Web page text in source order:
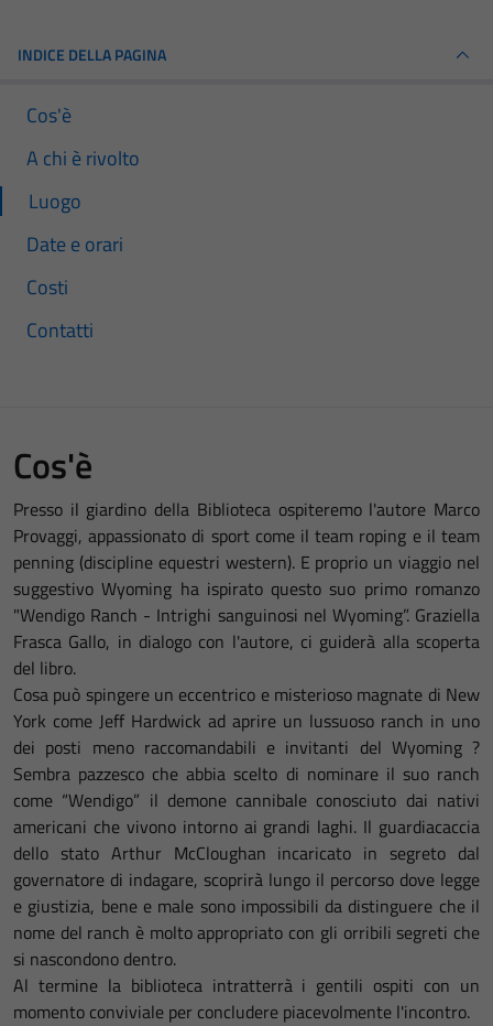
INDICE DELLA PAGINA
Cos'è
A chi è rivolto
Luogo
Date e orari
Costi
Contatti
Cos'è
Presso il giardino della Biblioteca ospiteremo l'autore Marco
Provaggi, appassionato di sport come il team roping e il team
penning (discipline equestri western). E proprio un viaggio nel
suggestivo Wyoming ha ispirato questo suo primo romanzo
"Wendigo Ranch - Intrighi sanguinosi nel Wyoming”. Graziella
Frasca Gallo, in dialogo con l'autore, ci guiderà alla scoperta
del libro.
Cosa può spingere un eccentrico e misterioso magnate di New
York come Jeff Hardwick ad aprire un lussuoso ranch in uno
dei posti meno raccomandabili e invitanti del Wyoming ?
Sembra pazzesco che abbia scelto di nominare il suo ranch
come “Wendigo” il demone cannibale conosciuto dai nativi
americani che vivono intorno ai grandi laghi. Il guardiacaccia
dello stato Arthur McCloughan incaricato in segreto dal
governatore di indagare, scoprirà lungo il percorso dove legge
e giustizia, bene e male sono impossibili da distinguere che il
nome del ranch è molto appropriato con gli orribili segreti che
si nascondono dentro.
Al termine la biblioteca intratterrà i gentili ospiti con un
momento conviviale per concludere piacevolmente l'incontro.